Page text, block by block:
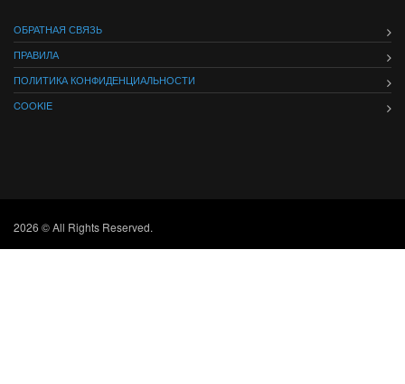
ОБРАТНАЯ СВЯЗЬ
ПРАВИЛА
ПОЛИТИКА КОНФИДЕНЦИАЛЬНОСТИ
COOKIE
2026 © All Rights Reserved.